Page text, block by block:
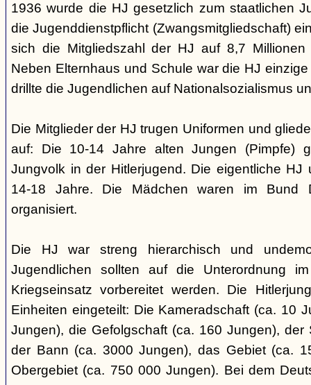
1936 wurde die HJ gesetzlich zum staatlichen
die Jugenddienstpflicht (Zwangsmitgliedschaft)
sich die Mitgliedszahl der HJ auf 8,7 Millionen
Neben Elternhaus und Schule war die HJ
drillte die Jugendlichen auf Nationalsozialismus
Die Mitglieder der HJ trugen Uniformen und
auf: Die 10-14 Jahre alten Jungen (Pimpfe)
Jungvolk in der Hitlerjugend. Die eigentliche HJ
14-18 Jahre. Die Mädchen waren im Bund
organisiert.
Die HJ war streng hierarchisch und
Jugendlichen sollten auf die Unterordnung
Kriegseinsatz vorbereitet werden. Die
Einheiten eingeteilt: Die Kameradschaft (ca. 10
Jungen), die Gefolgschaft (ca. 160 Jungen), der
der Bann (ca. 3000 Jungen), das Gebiet (ca.
Obergebiet (ca. 750 000 Jungen). Bei dem